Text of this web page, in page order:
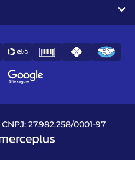
27.982.258/0001-97